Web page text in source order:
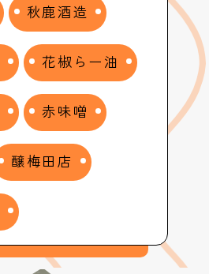
秋鹿酒造
花椒らー油
赤味噌
醸梅田店